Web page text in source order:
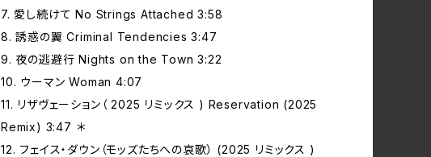
7. 愛し続けて No Strings Attached 3:58
8. 誘惑の翼 Criminal Tendencies 3:47
9. 夜の逃避⾏ Nights on the Town 3:22
10. ウーマン Woman 4:07
11. リザヴェーション（ 2025 リミックス ) Reservation (2025
Remix) 3:47 ＊
12. フェイス‧ダウン（モッズたちへの哀歌） (2025 リミックス )